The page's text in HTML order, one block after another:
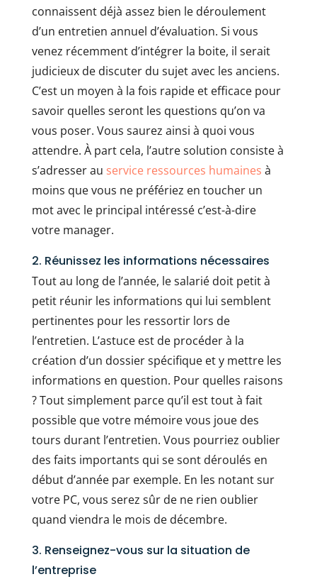
connaissent déjà assez bien le déroulement
d’un entretien annuel d’évaluation. Si vous
venez récemment d’intégrer la boite, il serait
judicieux de discuter du sujet avec les anciens.
C’est un moyen à la fois rapide et efficace pour
savoir quelles seront les questions qu’on va
vous poser. Vous saurez ainsi à quoi vous
attendre. À part cela, l’autre solution consiste à
s’adresser au service ressources humaines à
moins que vous ne préfériez en toucher un
mot avec le principal intéressé c’est-à-dire
votre manager.
2. Réunissez les informations nécessaires
Tout au long de l’année, le salarié doit petit à
petit réunir les informations qui lui semblent
pertinentes pour les ressortir lors de
l’entretien. L’astuce est de procéder à la
création d’un dossier spécifique et y mettre les
informations en question. Pour quelles raisons
? Tout simplement parce qu’il est tout à fait
possible que votre mémoire vous joue des
tours durant l’entretien. Vous pourriez oublier
des faits importants qui se sont déroulés en
début d’année par exemple. En les notant sur
votre PC, vous serez sûr de ne rien oublier
quand viendra le mois de décembre.
3. Renseignez-vous sur la situation de
l’entreprise